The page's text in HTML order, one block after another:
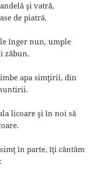
şi vatră,
de piatră.
înger nun, umple
zăbun.
apa simţirii, din
licoare şi în noi să
în parte, îţi cântăm